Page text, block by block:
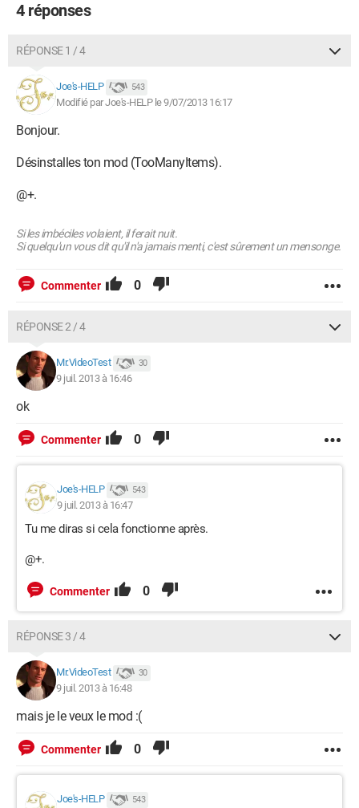
4 réponses
RÉPONSE 1 / 4
Joe's-HELP 543
Modifié par Joe's-HELP le 9/07/2013 16:17
Bonjour.
Désinstalles ton mod (TooManyItems).
@+.
Si les imbéciles volaient, il ferait nuit.
Si quelqu'un vous dit qu'il n'a jamais menti, c'est sûrement un mensonge.
Commenter 0
RÉPONSE 2 / 4
Mr.VideoTest 30
9 juil. 2013 à 16:46
ok
Commenter 0
Joe's-HELP 543
9 juil. 2013 à 16:47
Tu me diras si cela fonctionne après.
@+.
Commenter 0
RÉPONSE 3 / 4
Mr.VideoTest 30
9 juil. 2013 à 16:48
mais je le veux le mod :(
Commenter 0
Joe's-HELP 543